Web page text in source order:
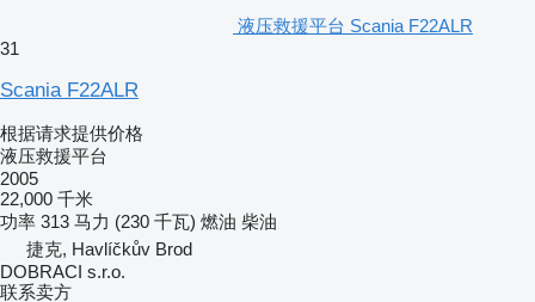
液压救援平台 Scania F22ALR
31
Scania F22ALR
根据请求提供价格
液压救援平台
2005
22,000 千米
功率 313 马力 (230 千瓦) 燃油 柴油
捷克, Havlíčkův Brod
DOBRACI s.r.o.
联系卖方